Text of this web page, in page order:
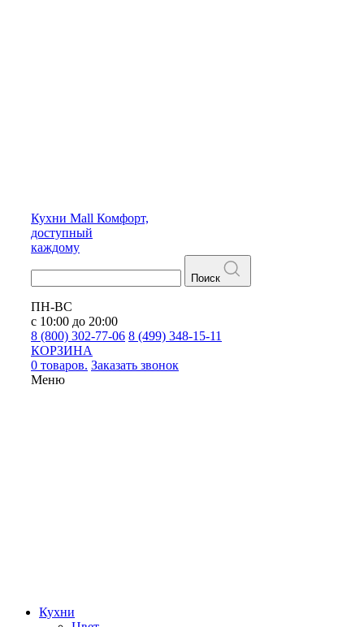
Кухни Mall Комфорт,
доступный
каждому
Поиск
ПН-ВС
с 10:00 до 20:00
8 (800) 302-77-06 8 (499) 348-15-11
КОРЗИНА
0 товаров. Заказать звонок
Меню
Кухни